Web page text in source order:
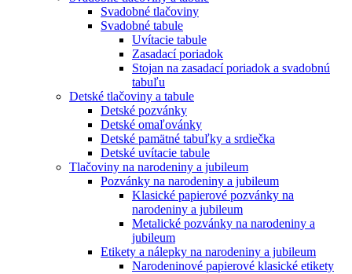
Svadobné tlačoviny
Svadobné tabule
Uvítacie tabule
Zasadací poriadok
Stojan na zasadací poriadok a svadobnú
tabuľu
Detské tlačoviny a tabule
Detské pozvánky
Detské omaľovánky
Detské pamätné tabuľky a srdiečka
Detské uvítacie tabule
Tlačoviny na narodeniny a jubileum
Pozvánky na narodeniny a jubileum
Klasické papierové pozvánky na
narodeniny a jubileum
Metalické pozvánky na narodeniny a
jubileum
Etikety a nálepky na narodeniny a jubileum
Narodeninové papierové klasické etikety